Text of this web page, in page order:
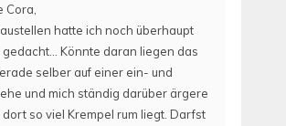
Cora,
hatte ich noch überhaupt
gedacht… Könnte daran liegen das
selber auf einer ein- und
und mich ständig darüber ärgere
dort so viel Krempel rum liegt. Darfst